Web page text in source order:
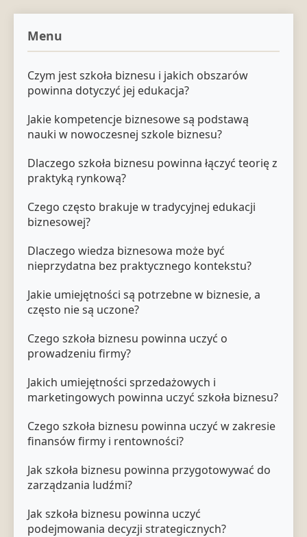
Menu
Czym jest szkoła biznesu i jakich obszarów
powinna dotyczyć jej edukacja?
Jakie kompetencje biznesowe są podstawą
nauki w nowoczesnej szkole biznesu?
Dlaczego szkoła biznesu powinna łączyć teorię z
praktyką rynkową?
Czego często brakuje w tradycyjnej edukacji
biznesowej?
Dlaczego wiedza biznesowa może być
nieprzydatna bez praktycznego kontekstu?
Jakie umiejętności są potrzebne w biznesie, a
często nie są uczone?
Czego szkoła biznesu powinna uczyć o
prowadzeniu firmy?
Jakich umiejętności sprzedażowych i
marketingowych powinna uczyć szkoła biznesu?
Czego szkoła biznesu powinna uczyć w zakresie
finansów firmy i rentowności?
Jak szkoła biznesu powinna przygotowywać do
zarządzania ludźmi?
Jak szkoła biznesu powinna uczyć
podejmowania decyzji strategicznych?